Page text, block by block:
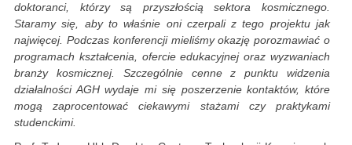
doktoranci, którzy są przyszłością sektora kosmicznego.
Staramy się, aby to właśnie oni czerpali z tego projektu jak
najwięcej. Podczas konferencji mieliśmy okazję porozmawiać o
programach kształcenia, ofercie edukacyjnej oraz wyzwaniach
branży kosmicznej. Szczególnie cenne z punktu widzenia
działalności AGH wydaje mi się poszerzenie kontaktów, które
mogą zaprocentować ciekawymi stażami czy praktykami
studenckimi.